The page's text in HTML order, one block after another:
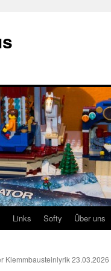
Links Softy Über uns
Klemmbausteinlyrik 23.03.2026